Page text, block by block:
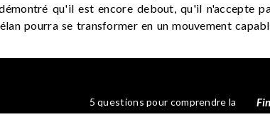
qu'il est encore debout, qu'il n'accepte
pourra se transformer en un mouvement
5 questions pour comprendre la
mobilisation